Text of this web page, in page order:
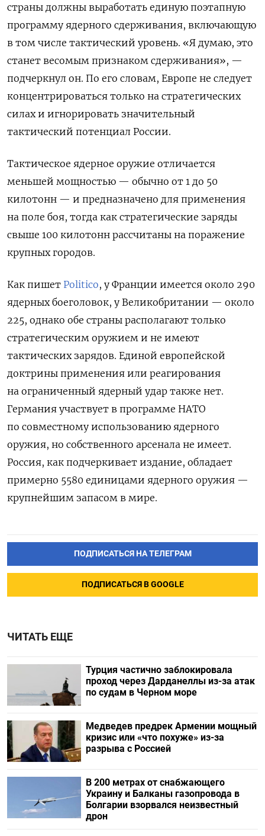
страны должны выработать единую поэтапную
программу ядерного сдерживания, включающую
в том числе тактический уровень. «Я думаю, это
станет весомым признаком сдерживания», —
подчеркнул он. По его словам, Европе не следует
концентрироваться только на стратегических
силах и игнорировать значительный
тактический потенциал России.
Тактическое ядерное оружие отличается
меньшей мощностью — обычно от 1 до 50
килотонн — и предназначено для применения
на поле боя, тогда как стратегические заряды
свыше 100 килотонн рассчитаны на поражение
крупных городов.
Как пишет Politico, у Франции имеется около 290
ядерных боеголовок, у Великобритании — около
225, однако обе страны располагают только
стратегическим оружием и не имеют
тактических зарядов. Единой европейской
доктрины применения или реагирования
на ограниченный ядерный удар также нет.
Германия участвует в программе НАТО
по совместному использованию ядерного
оружия, но собственного арсенала не имеет.
Россия, как подчеркивает издание, обладает
примерно 5580 единицами ядерного оружия —
крупнейшим запасом в мире.
ПОДПИСАТЬСЯ НА ТЕЛЕГРАМ
ПОДПИСАТЬСЯ В GOOGLE
ЧИТАТЬ ЕЩЕ
Турция частично заблокировала
проход через Дарданеллы из-за атак
по судам в Черном море
Медведев предрек Армении мощный
кризис или «что похуже» из-за
разрыва с Россией
В 200 метрах от снабжающего
Украину и Балканы газопровода в
Болгарии взорвался неизвестный
дрон